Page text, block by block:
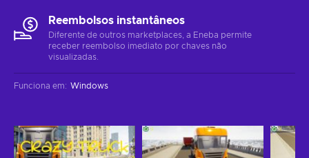
Reembolsos instantâneos
Diferente de outros marketplaces, a Eneba permite
receber reembolso imediato por chaves não
visualizadas.
Funciona em: Windows